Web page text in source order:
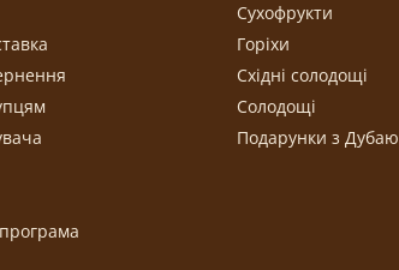
Сухофрукти
Горіхи
Східні солодощі
Солодощі
Подарунки з Дубаю